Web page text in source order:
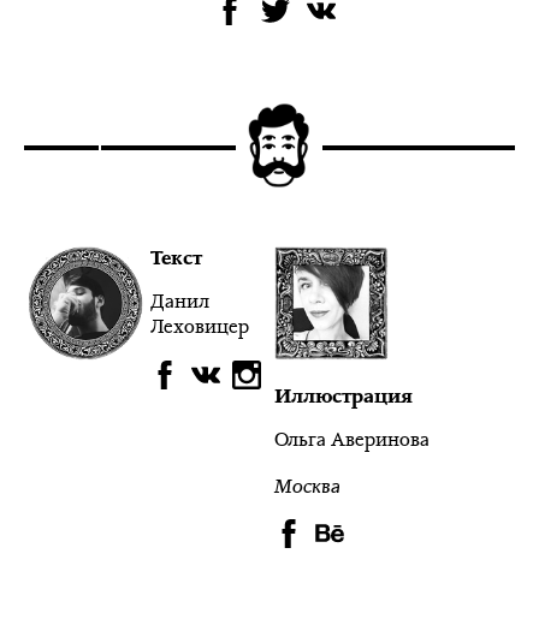
Текст
Данил
Леховицер
Иллюстрация
Ольга Аверинова
Москва